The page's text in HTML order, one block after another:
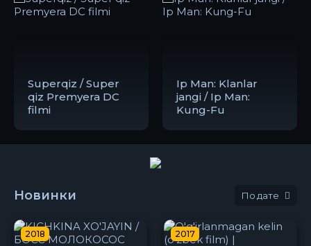
Superqiz / Super
qiz Premyera DC
filmi
Ip Man: Klanlar
jangi / Ip Man:
Kung-Fu
Новинки дате
2018 2017